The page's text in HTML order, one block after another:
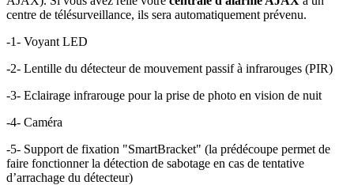
centre de télésurveillance, ils sera automatiquement prévenu.
-1- Voyant LED
-2- Lentille du détecteur de mouvement passif à infrarouges (PIR)
-3- Eclairage infrarouge pour la prise de photo en vision de nuit
-4- Caméra
-5- Support de fixation "SmartBracket" (la prédécoupe permet de
faire fonctionner la détection de sabotage en cas de tentative
d’arrachage du détecteur)